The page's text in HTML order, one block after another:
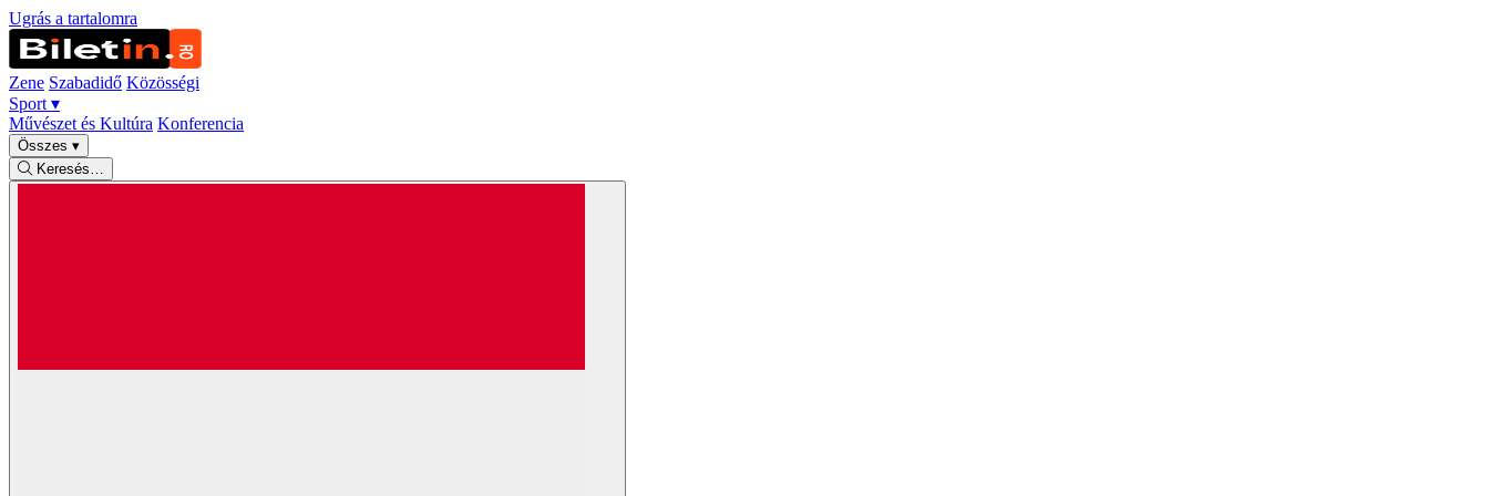
Ugrás a tartalomra
Zene Szabadidő Közösségi
Sport ▾
Művészet és Kultúra Konferencia
Összes ▾
Keresés…